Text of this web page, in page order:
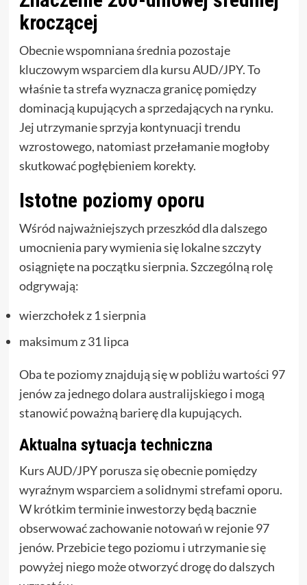
kroczącej
Obecnie wspomniana średnia pozostaje
kluczowym wsparciem dla kursu AUD/JPY. To
właśnie ta strefa wyznacza granicę pomiędzy
dominacją kupujących a sprzedających na rynku.
Jej utrzymanie sprzyja kontynuacji trendu
wzrostowego, natomiast przełamanie mogłoby
skutkować pogłębieniem korekty.
Istotne poziomy oporu
Wśród najważniejszych przeszkód dla dalszego
umocnienia pary wymienia się lokalne szczyty
osiągnięte na początku sierpnia. Szczególną rolę
odgrywają:
wierzchołek z 1 sierpnia
maksimum z 31 lipca
Oba te poziomy znajdują się w pobliżu wartości 97
jenów za jednego dolara australijskiego i mogą
stanowić poważną barierę dla kupujących.
Aktualna sytuacja techniczna
Kurs AUD/JPY porusza się obecnie pomiędzy
wyraźnym wsparciem a solidnymi strefami oporu.
W krótkim terminie inwestorzy będą bacznie
obserwować zachowanie notowań w rejonie 97
jenów. Przebicie tego poziomu i utrzymanie się
powyżej niego może otworzyć drogę do dalszych